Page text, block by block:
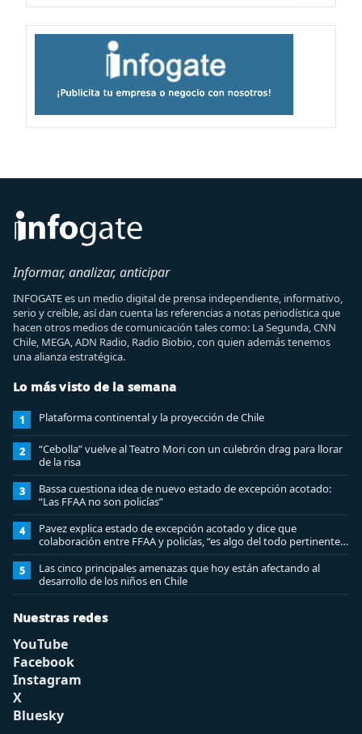
Informar, analizar, anticipar
INFOGATE es un medio digital de prensa independiente, informativo,
serio y creíble, así dan cuenta las referencias a notas periodística que
hacen otros medios de comunicación tales como: La Segunda, CNN
Chile, MEGA, ADN Radio, Radio Biobio, con quien además tenemos
una alianza estratégica.
Lo más visto de la semana
1 Plataforma continental y la proyección de Chile
2
“Cebolla” vuelve al Teatro Mori con un culebrón drag para llorar
de la risa
3
Bassa cuestiona idea de nuevo estado de excepción acotado:
“Las FFAA no son policías”
4
Pavez explica estado de excepción acotado y dice que
colaboración entre FFAA y policías, “es algo del todo pertinente
analizar”
5
Las cinco principales amenazas que hoy están afectando al
desarrollo de los niños en Chile
Nuestras redes
YouTube
Facebook
Instagram
X
Bluesky